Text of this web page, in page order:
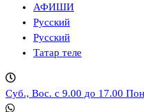
АФИШИ
Русский
Русский
Татар теле
Суб., Вос. с 9.00 до 17.00